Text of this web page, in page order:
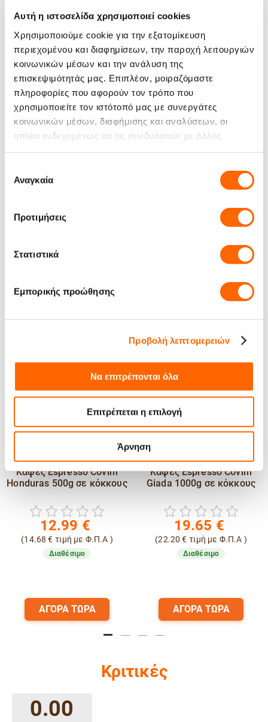
Αυτή η ιστοσελίδα χρησιμοποιεί cookies
Χρησιμοποιούμε cookie για την εξατομίκευση
περιεχομένου και διαφημίσεων, την παροχή λειτουργιών
κοινωνικών μέσων και την ανάλυση της
επισκεψιμότητάς μας. Επιπλέον, μοιραζόμαστε
πληροφορίες που αφορούν τον τρόπο που
χρησιμοποιείτε τον ιστότοπό μας με συνεργάτες
κοινωνικών μέσων, διαφήμισης και αναλύσεων, οι
οποίοι ενδεχομένως να τις συνδυάσουν με άλλες
των υπηρεσιών τους.
συγκατάθεσης
Αναγκαία
Προτιμήσεις
Στατιστικά
Εμπορικής προώθησης
Προβολή λεπτομερειών
Να επιτρέπονται όλα
Επιτρέπεται η επιλογή
Άρνηση
Χαρακτηριστικά
Άρωμα:
Σύσταση: Arabica 100%
Καβούρδισμα: Μεσαίο
Μέγεθος: 1000 gr
Είδος Προϊόντος:
Προέλευση:
Μπορεί να σου αρέσουν
Καφές Espresso Covim
Honduras 500g σε κόκκους
12.99 €
(14.68 € τιμή με Φ.Π.Α )
Διαθέσιμο
ΑΓΟΡΑ ΤΩΡΑ
Καφές Espresso Covim
Giada 1000g σε κόκκους
19.65 €
(22.20 € τιμή με Φ.Π.Α )
Διαθέσιμο
ΑΓΟΡΑ ΤΩΡΑ
Κριτικές
0.00